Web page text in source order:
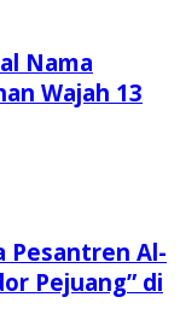
Nama
Wajah 13
Pesantren Al-
Pejuang” di